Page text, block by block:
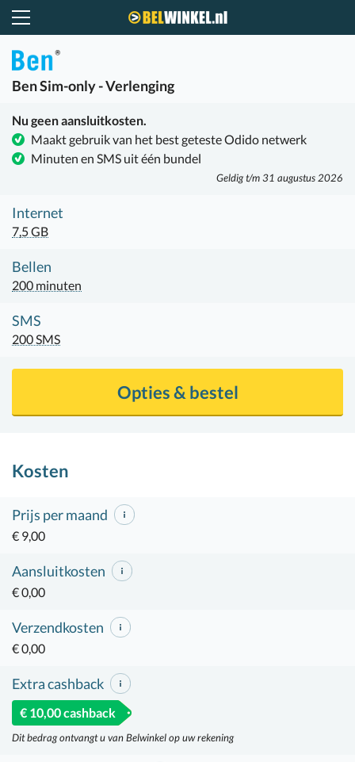
BenSim-only - Verlenging
Nu geen aansluitkosten.
Maakt gebruik van het best geteste Odido netwerk
Minuten en SMS uit één bundel
Geldig t/m 31 augustus 2026
Internet
7,5 GB
Bellen
200 minuten
SMS
200 SMS
Opties & bestel
Kosten
Prijs per maand
€ 9,00
Aansluitkosten
€ 0,00
Verzendkosten
€ 0,00
Extra cashback
€ 10,00 cashback
Dit bedrag ontvangt u van Belwinkel op uw rekening